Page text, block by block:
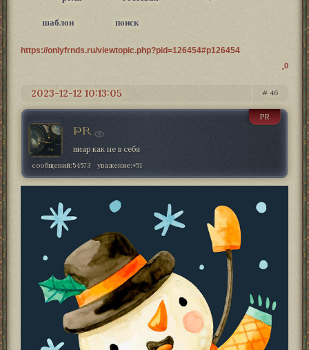
шаблон поиск
https://onlyfrnds.ru/viewtopic.php?pid=126454#p126454
0
46
2023-12-12 10:13:05
PR
PR
пиар как не в себя
сообщений:54573 уважение:+51